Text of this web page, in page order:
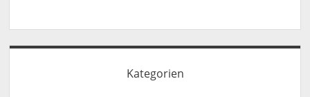
Kategorien